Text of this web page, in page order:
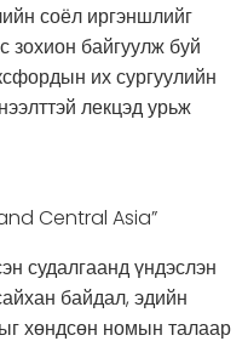
соёл иргэншлийг
зохион байгуулж буй
их сургуулийн
лекцэд урьж
Central Asia”
судалгаанд үндэслэн
байдал, эдийн
хөндсөн номын талаар